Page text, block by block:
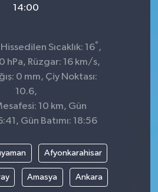
14:00
Sıcaklık: 16° ,
hPa, Rüzgar: 16 km/s,
0 mm, Çiy Noktası:
10.6,
10 km, Gün
Gün Batımı: 18:56
Afyonkarahisar
Amasya Ankara